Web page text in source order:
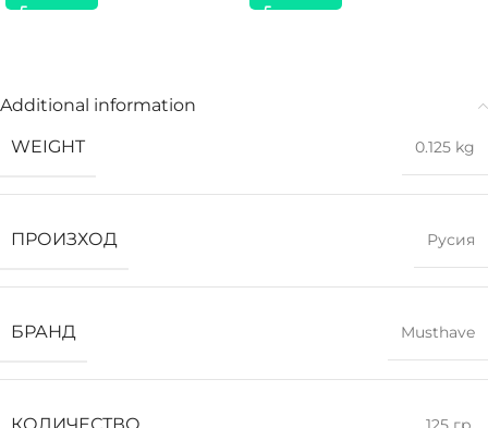
Additional information
WEIGHT
0.125 kg
ПРОИЗХОД Русия
БРАНД Musthave